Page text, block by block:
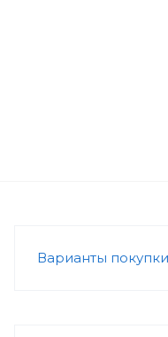
Варианты покупки